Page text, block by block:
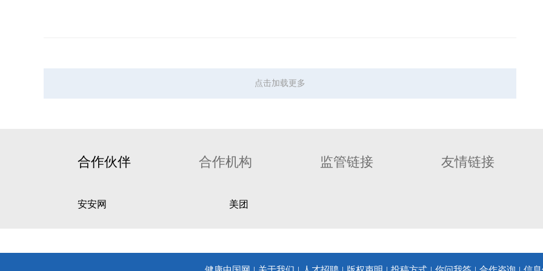
点击加载更多
合作伙伴 合作机构 监管链接 友情链接
安安网 美团